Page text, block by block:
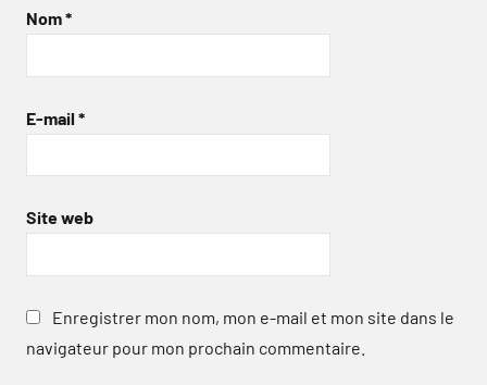
Nom*
E-mail *
Site web
Enregistrer mon nom, mon e-mail et mon site dans le
navigateur pour mon prochain commentaire.